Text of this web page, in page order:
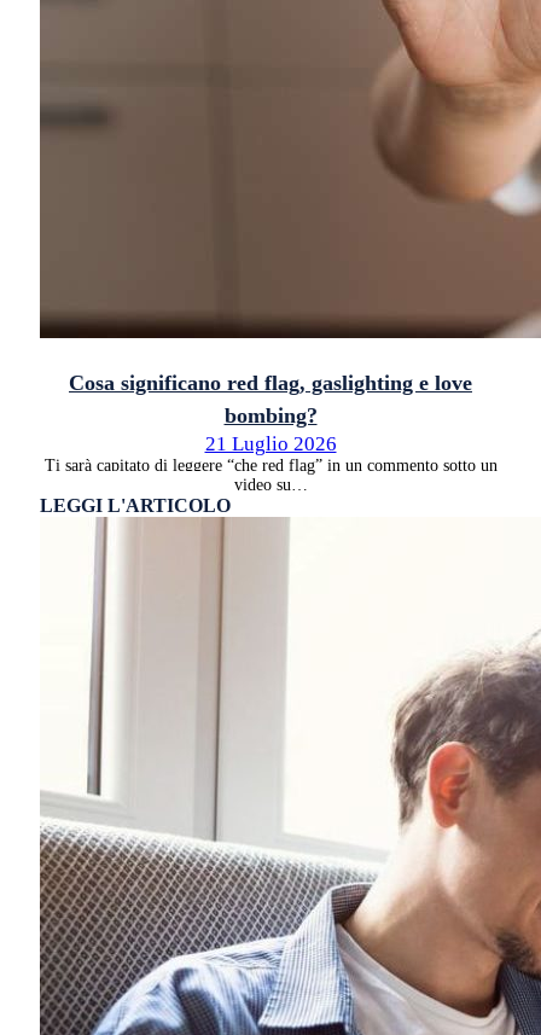
Cosa significano red flag, gaslighting e love
bombing?
21 Luglio 2026
Ti sarà capitato di leggere “che red flag” in un commento sotto un
video su…
LEGGI L'ARTICOLO